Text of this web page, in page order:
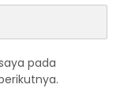
pada